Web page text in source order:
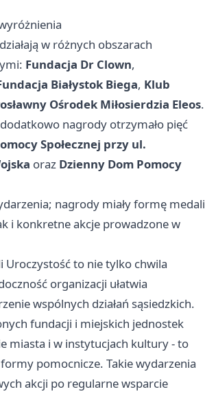
w różnych obszarach
Fundacja Dr Clown,
Białystok Biega, Klub
Ośrodek Miłosierdzia Eleos.
nagrody otrzymało pięć
Społecznej przy ul.
oraz Dzienny Dom Pomocy
nagrody miały formę medali
i konkretne akcje prowadzone w
Uroczystość to nie tylko chwila
organizacji ułatwia
wspólnych działań sąsiedzkich.
fundacji i miejskich jednostek
miasta i w instytucjach kultury - to
pomocnicze. Takie wydarzenia
akcji po regularne wsparcie